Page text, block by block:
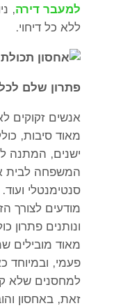
למעבר דירה,
ללא כל דיחוי.
פתרון שלם
אנשים זקוקים
מאוד סיבות,
ישנים, המתנה
המשפחה לבית
סנטימנטלי ועוד.
מודעים לצורך
ונותנים פתרון
מאוד מובילים
פעמי, ובמיוחד
למחסנים שלא
זאת, באחסון